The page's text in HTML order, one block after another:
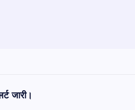
जारी।